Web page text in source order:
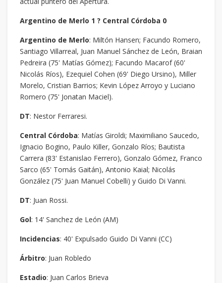
Argentino de Merlo 1 ? Central Córdoba 0
Argentino de Merlo: Miltón Hansen; Facundo Romero,
Santiago Villarreal, Juan Manuel Sánchez de León, Braian
Pedreira (75' Matías Gómez); Facundo Macarof (60'
Nicolás Ríos), Ezequiel Cohen (69' Diego Ursino), Miller
Morelo, Cristian Barrios; Kevin López Arroyo y Luciano
Romero (75' Jonatan Maciel).
DT: Nestor Ferraresi.
Central Córdoba: Matías Giroldi; Maximiliano Saucedo,
Ignacio Bogino, Paulo Killer, Gonzalo Ríos; Bautista
Carrera (83' Estanislao Ferrero), Gonzalo Gómez, Franco
Sarco (65' Tomás Gaitán), Antonio Kaial; Nicolás
González (75' Juan Manuel Cobelli) y Guido Di Vanni.
DT: Juan Rossi.
Gol: 14' Sanchez de León (AM)
Incidencias: 40' Expulsado Guido Di Vanni (CC)
Árbitro: Juan Robledo
Estadio: Juan Carlos Brieva